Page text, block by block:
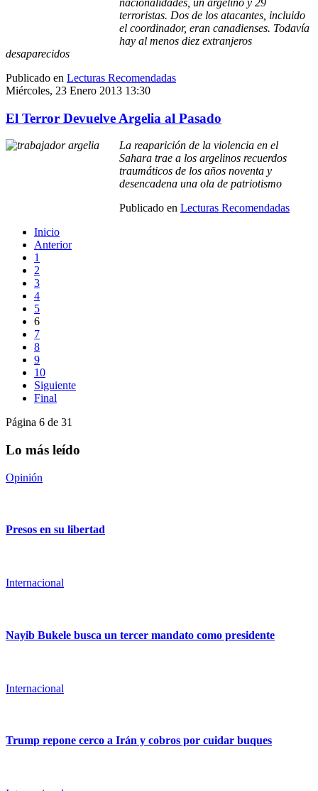
nacionalidades, un argelino y 29
terroristas. Dos de los atacantes, incluido
el coordinador, eran canadienses. Todavía
hay al menos diez extranjeros
desaparecidos
Publicado en Lecturas Recomendadas
Miércoles, 23 Enero 2013 13:30
El Terror Devuelve Argelia al Pasado
La reaparición de la violencia en el
Sahara trae a los argelinos recuerdos
traumáticos de los años noventa y
desencadena una ola de patriotismo
Publicado en Lecturas Recomendadas
Inicio
Anterior
1
2
3
4
5
6
7
8
9
10
Siguiente
Final
Página 6 de 31
Lo más leído
Opinión
Presos en su libertad
Internacional
Nayib Bukele busca un tercer mandato como presidente
Internacional
Trump repone cerco a Irán y cobros por cuidar buques